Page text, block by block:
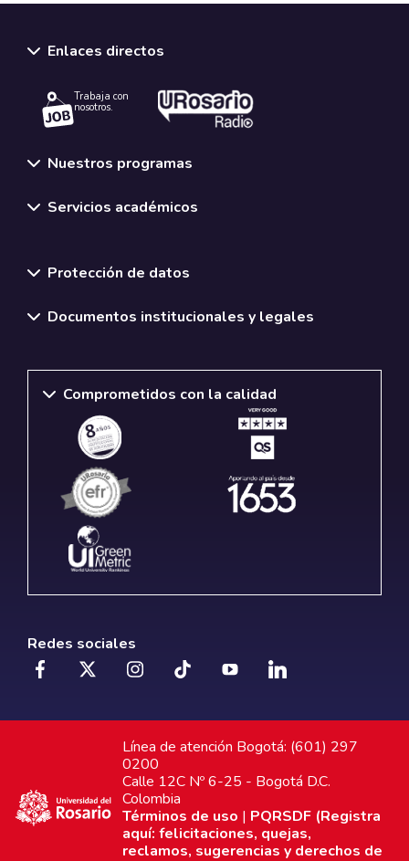
Enlaces directos
Trabaja con
nosotros.
Nuestros programas
Servicios académicos
Protección de datos
Documentos institucionales y legales
Comprometidos con la calidad
Redes sociales
Línea de atención Bogotá: (601) 297
0200
Calle 12C Nº 6-25 - Bogotá D.C.
Colombia
Términos de uso | PQRSDF (Registra
aquí: felicitaciones, quejas,
reclamos, sugerencias y derechos de